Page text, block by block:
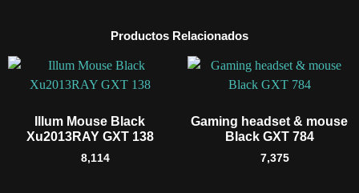
Productos Relacionados
Illum Mouse Black
Xu2013RAY GXT 138
8,114
Gaming headset & mouse
Black GXT 784
7,375